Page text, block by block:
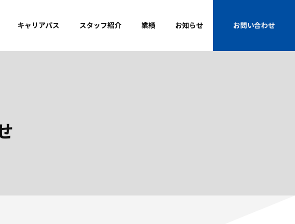
キャリアパス スタッフ紹介 業績 お知らせ お問い合わせ